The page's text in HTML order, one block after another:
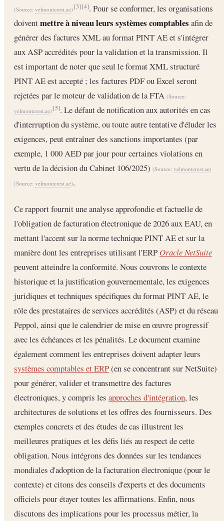
(Source: velmontcrest.ae) [3] [4]. Pour se conformer, les organisations
doiventmettre à niveau leurs systèmes comptables afin de
générer des factures XML au format PINT AE et s'intégrer
aux ASP accrédités pour la validation et la transmission. Il
est important de noter que seul le format XML structuré
PINT AE est accepté ; les factures PDF ou Excel seront
rejetées par le moteur de validation de la FTA (Source:
velmontcrest.ae) [5]. Le défaut de notification aux autorités en cas
d'interruption du système, ou toute autre tentative d'éluder les
exigences, peut entraîner des sanctions importantes (par
exemple, 1 000 AED par jour pour certaines violations en
vertu de la décision du Cabinet 106/2025) (Source: velmontcrest.ae)
(Source: velmontcrest.ae).
Ce rapport fournit une analyse approfondie et factuelle de
l'obligation de facturation électronique de 2026 aux EAU, en
mettant l'accent sur la norme technique PINT AE et sur la
manière dont les entreprises utilisant l'ERP Oracle NetSuite
peuvent atteindre la conformité. Nous couvrons le contexte
historique et la justification gouvernementale, les exigences
juridiques et techniques spécifiques du format PINT AE, le
rôle des prestataires de services accrédités (ASP) et du réseau
Peppol, ainsi que le calendrier de mise en œuvre progressif
avec les échéances et les pénalités. Le document examine
également comment les entreprises doivent adapter leurs
systèmes comptables et ERP(en se concentrant sur NetSuite)
pour générer, valider et transmettre des factures
électroniques, y compris les approches d'intégration, les
architectures de solutions et les offres des fournisseurs. Des
exemples concrets et des études de cas illustrent les
meilleures pratiques et les défis liés au respect de cette
obligation. Nous intégrons des données sur les tendances
mondiales d'adoption de la facturation électronique (pour le
contexte) et citons des conseils d'experts et des documents
officiels pour étayer toutes les affirmations. Enfin, nous
discutons des implications pour les processus métier, la